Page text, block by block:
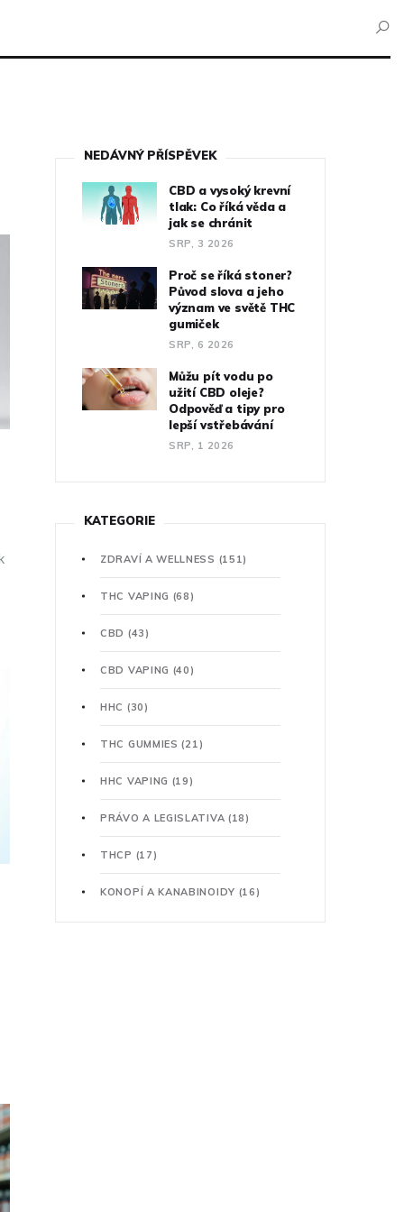
NEDÁVNÝ PŘÍSPĚVEK
CBD a vysoký krevní
tlak: Co říká věda a
jak se chránit
SRP, 3 2026
Proč se říká stoner?
Původ slova a jeho
význam ve světě THC
gumiček
SRP, 6 2026
Můžu pít vodu po
užití CBD oleje?
Odpověď a tipy pro
lepší vstřebávání
SRP, 1 2026
KATEGORIE
ZDRAVÍ A WELLNESS (151)
THC VAPING (68)
CBD (43)
CBD VAPING (40)
HHC (30)
THC GUMMIES(21)
HHC VAPING (19)
PRÁVO A LEGISLATIVA (18)
THCP (17)
KONOPÍ A KANABINOIDY (16)